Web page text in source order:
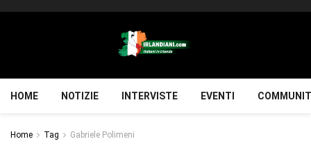
HOME NOTIZIE INTERVISTE EVENTI
Home Tag Gabriele Polimeni